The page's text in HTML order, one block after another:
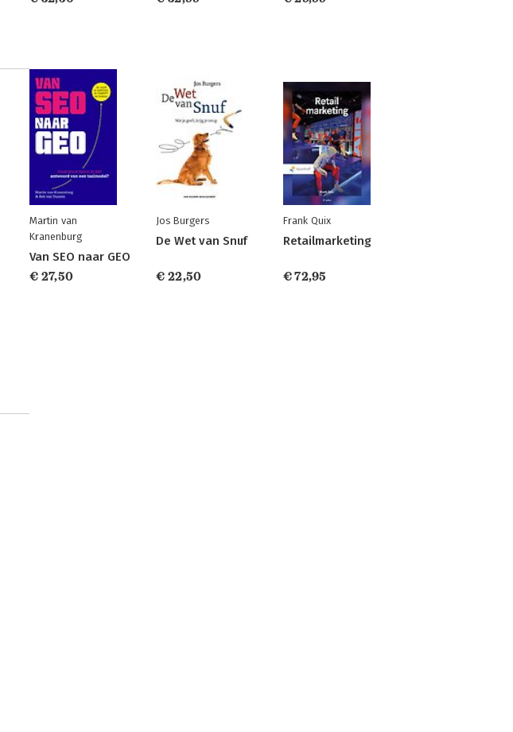
Martin van
Kranenburg
Van SEO naar GEO
€ 27,50
Jos Burgers
De Wet van Snuf
€ 22,50
Frank Quix
Retailmarketing
€ 72,95